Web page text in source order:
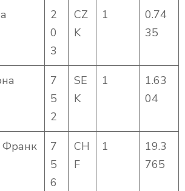
2
0
3
CZ
K
1
0.74
35
7
5
2
SE
K
1
1.63
04
Франк
7
5
6
CH
F
1
19.3
765